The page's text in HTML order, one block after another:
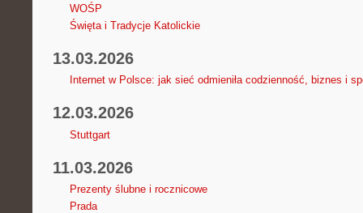
WOŚP
Święta i Tradycje Katolickie
13.03.2026
Internet w Polsce: jak sieć odmieniła codzienność, biznes i
12.03.2026
Stuttgart
11.03.2026
Prezenty ślubne i rocznicowe
Prada